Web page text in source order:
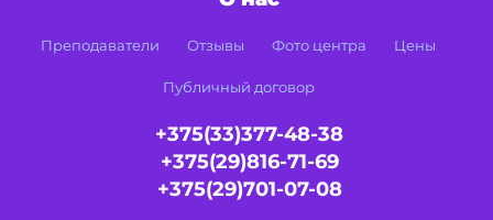
Преподаватели Отзывы Фото центра Цены
Публичный договор
+375(33)377-48-38
+375(29)816-71-69
+375(29)701-07-08